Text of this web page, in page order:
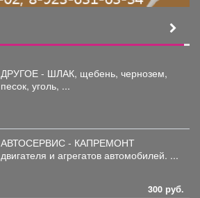
ДРУГОЕ - ШЛАК, щебень, чернозем,
песок, уголь, ...
АВТОСЕРВИС - КАПРЕМОНТ
двигателя и агрегатов автомобилей. ...
300 руб.